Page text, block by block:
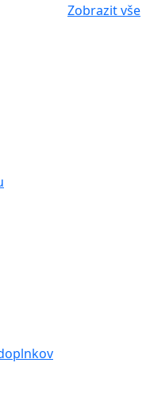
Zobrazit vše